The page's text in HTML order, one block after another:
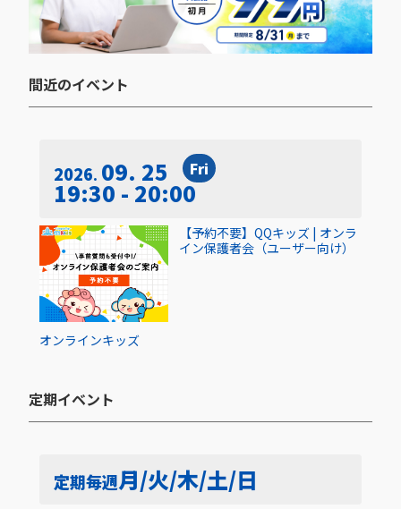
間近のイベント​
2026 09. 25 Fri
19:30 - 20:00
オンラインキッズ
【予約不要】QQキッズ | オンラ
イン保護者会（ユーザー向け）
定期イベント​
定期毎週月/火/木/土/日